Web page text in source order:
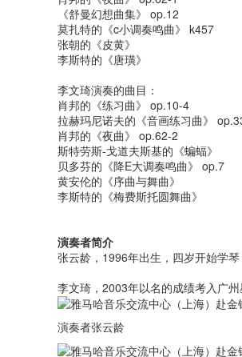
《舒曼幻想曲集》 op.12
莫扎特的《c小调奏鸣曲》 k457
张朝的《皮黄》
李斯特的《唐璜》
李文琦演奏的曲目：
肖邦的《练习曲》 op.10-4
拉赫玛尼诺夫的《音画练习曲》
肖邦的《夜曲》 op.62-2
斯特劳斯-戈道夫斯基的《蝙蝠》
贝多芬的《降E大调奏鸣曲》 op.7
黄安伦的《序曲与舞曲》
李斯特的《梅费斯托圆舞曲》
演奏者简介
张云龄，1996年出生，四岁开始学
李文琦，2003年以名的成绩考入广
演奏者张云龄